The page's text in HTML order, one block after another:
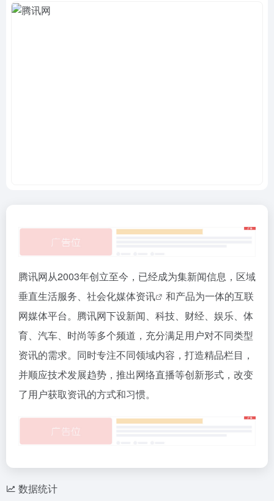
腾讯网从2003年创立至今，已经成为集新闻信息，区域
垂直生活服务、社会化媒体资讯
和产品为一体的互联
网媒体平台。腾讯网下设新闻、科技、财经、娱乐、体
育、汽车、时尚等多个频道，充分满足用户对不同类型
资讯的需求。同时专注不同领域内容，打造精品栏目，
并顺应技术发展趋势，推出网络直播等创新形式，改变
了用户获取资讯的方式和习惯。
数据统计